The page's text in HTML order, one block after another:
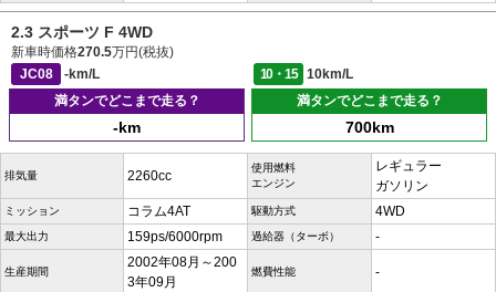
2.3 スポーツ F 4WD
新車時価格270.5万円(税抜)
JC08
-km/L 10・15
10km/L
満タンでどこまで走る？
-km
満タンでどこまで走る？
700km
排気量 2260cc
使用燃料
エンジン
レギュラー
ガソリン
ミッション コラム4AT 駆動方式 4WD
最大出力 159ps/6000rpm 過給器（ターボ） -
生産期間
2002年08月～200
3年09月
燃費性能 -